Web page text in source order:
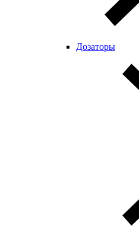
Дозаторы